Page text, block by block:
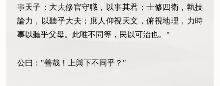
事天子；大夫修官守職，以事其君；士修四衛，執技
論力，以聽乎大夫；庶人仰視天文，俯視地理，力時
事以聽乎父母。此唯不同等，民以可治也。"
公曰："善哉！上與下不同乎？"